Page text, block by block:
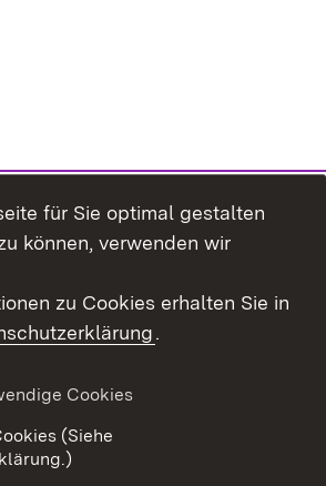
Erklärung zur
für Sie optimal gestalten
können, verwenden wir
zu Cookies erhalten Sie in
.
Cookies
(Siehe